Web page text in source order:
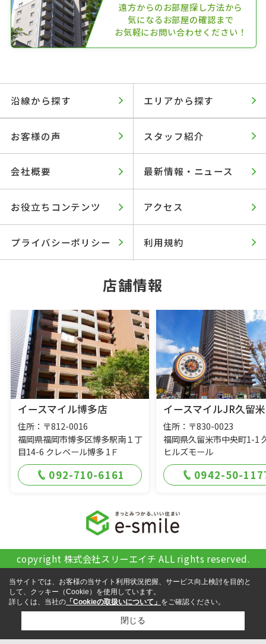
遠方からのお部屋探し方法から
気になるお部屋の確認まで
お気軽にお問い合わせください！
沿線から探す エリアから探す
お客様の声 スタッフ紹介
会社概要 最新情報・ニュース
お役立ちコンテンツ アクセス
プライバシーポリシー 利用規約
店舗情報
イースマイル博多店
住所：〒812-0016
福岡県福岡市博多区博多駅南１丁
目14-6 クレベール博多 1Ｆ
092-710-6161
イースマイルJR久留
住所：〒830-0023
福岡県久留米市中央町1-1
ヒルズモール
0942-50-
copyright 株式会社スリーエイチ ALL rights reserved.
当サイトでは、お客様の当サイト利用状況把握、サービス向上検討を目的と
して、クッキー（Cookie）を使用しています。
詳しくは、当社の 「Cookieの取扱いについて」 をご確認ください。
閉じる